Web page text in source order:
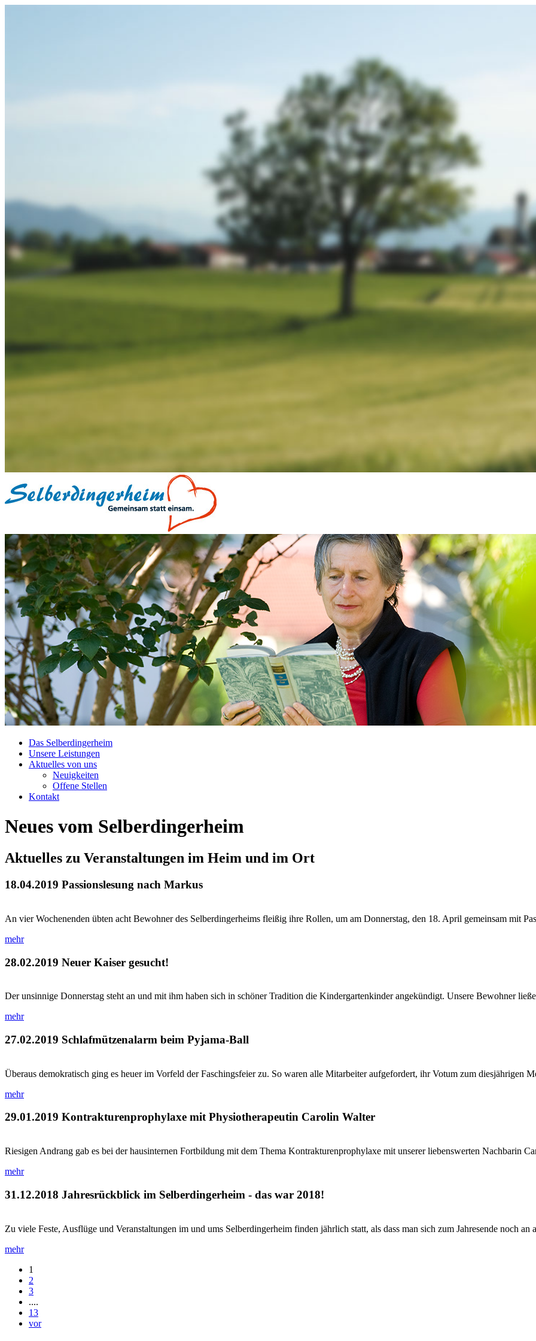
Das Selberdingerheim
Unsere Leistungen
Aktuelles von uns
Neuigkeiten
Offene Stellen
Kontakt
Neues vom Selberdingerheim
Aktuelles zu Veranstaltungen im Heim und im Ort
18.04.2019 Passionslesung nach Markus
An vier Wochenenden übten acht Bewohner des Selberdingerheims fleißig ihre Rollen, um am Donnerstag, den 18. April gemeinsam mit
mehr
28.02.2019 Neuer Kaiser gesucht!
Der unsinnige Donnerstag steht an und mit ihm haben sich in schöner Tradition die Kindergartenkinder angekündigt. Unsere Bewohner
mehr
27.02.2019 Schlafmützenalarm beim Pyjama-Ball
Überaus demokratisch ging es heuer im Vorfeld der Faschingsfeier zu. So waren alle Mitarbeiter aufgefordert, ihr Votum zum diesjährigen
mehr
29.01.2019 Kontrakturenprophylaxe mit Physiotherapeutin Carolin Walter
Riesigen Andrang gab es bei der hausinternen Fortbildung mit dem Thema Kontrakturenprophylaxe mit unserer liebenswerten Nachbarin
mehr
31.12.2018 Jahresrückblick im Selberdingerheim - das war 2018!
Zu viele Feste, Ausflüge und Veranstaltungen im und ums Selberdingerheim finden jährlich statt, als dass man sich zum Jahresende noch an
mehr
1
2
3
....
13
vor